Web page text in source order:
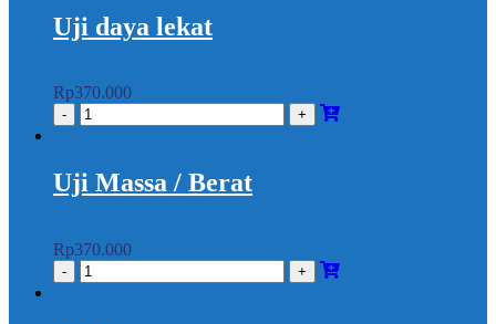
Uji daya lekat
Rp370.000
Uji Massa / Berat
Rp370.000